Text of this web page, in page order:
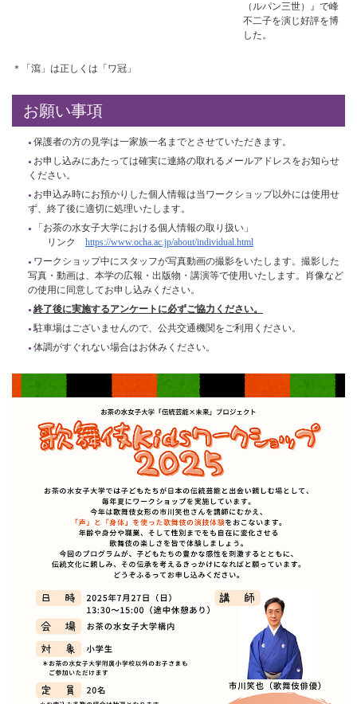
（ルパン三世）』で峰
不二子を演じ好評を博
した。
＊「瀉」は正しくは「ワ冠」
お願い事項
保護者の方の見学は一家族一名までとさせていただきます。
お申し込みにあたっては確実に連絡の取れるメールアドレスをお知らせ
ください。
お申込み時にお預かりした個人情報は当ワークショップ以外には使用せ
ず、終了後に適切に処理いたします。
「お茶の水女子大学における個人情報の取り扱い」
リンク https://www.ocha.ac.jp/about/individual.html
ワークショップ中にスタッフが写真動画の撮影をいたします。撮影した
写真・動画は、本学の広報・出版物・講演等で使用いたします。肖像など
の使用に同意してお申し込みください。
終了後に実施するアンケートに必ずご協力ください。
駐車場はございませんので、公共交通機関をご利用ください。
体調がすぐれない場合はお休みください。